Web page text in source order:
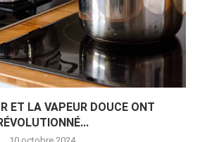
ET LA VAPEUR DOUCE ONT